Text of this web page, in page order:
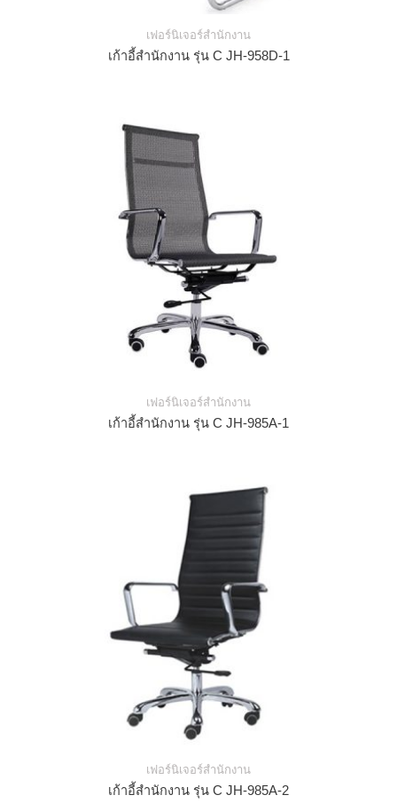
เฟอร์นิเจอร์สำนักงาน
เก้าอี้สำนักงาน รุ่น C JH-958D-1
เฟอร์นิเจอร์สำนักงาน
เก้าอี้สำนักงาน รุ่น C JH-985A-1
เฟอร์นิเจอร์สำนักงาน
เก้าอี้สำนักงาน รุ่น C JH-985A-2